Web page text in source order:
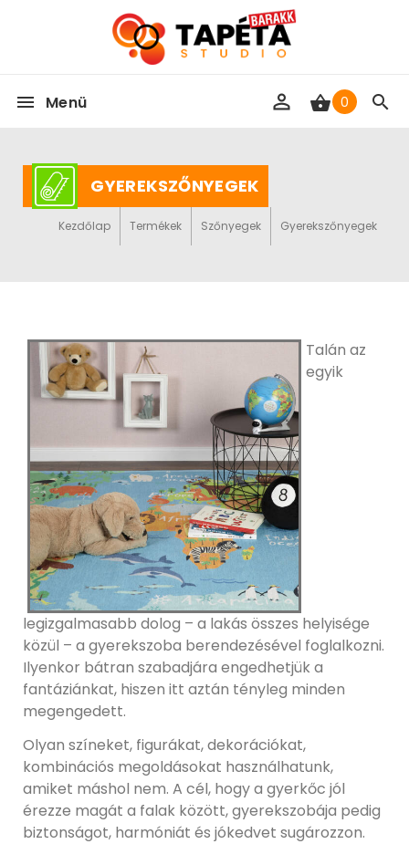
Menü 0
GYEREKSZŐNYEGEK
Kezdőlap Termékek Szőnyegek Gyerekszőnyegek
Talán az
egyik
legizgalmasabb dolog – a lakás összes helyisége
közül – a gyerekszoba berendezésével foglalkozni.
Ilyenkor bátran szabadjára engedhetjük a
fantáziánkat, hiszen itt aztán tényleg minden
megengedett.
Olyan színeket, figurákat, dekorációkat,
kombinációs megoldásokat használhatunk,
amiket máshol nem. A cél, hogy a gyerkőc jól
érezze magát a falak között, gyerekszobája pedig
biztonságot, harmóniát és jókedvet sugározzon.